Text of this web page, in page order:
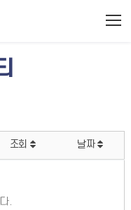
조회 날짜
.